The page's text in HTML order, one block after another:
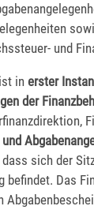
und
in erster
der
sich der
befindet. Das